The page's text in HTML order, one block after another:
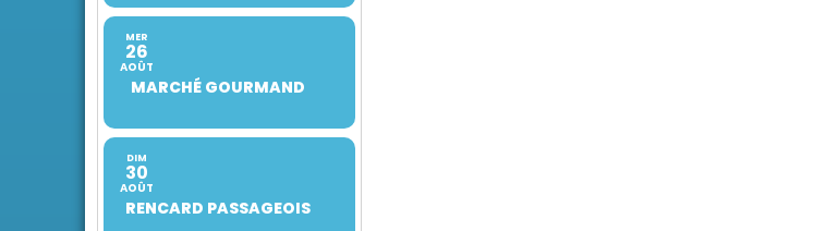
MER
26
AOÛT
MARCHÉ GOURMAND
DIM
30
AOÛT
RENCARD PASSAGEOIS